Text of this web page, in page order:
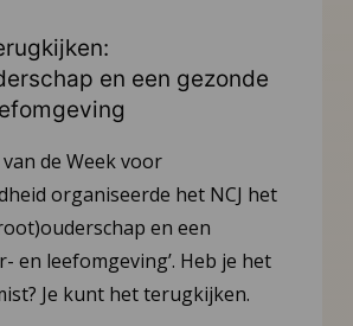
en een gezonde
de Week voor
organiseerde het NCJ het
en een
en leefomgeving’. Heb je het
Je kunt het terugkijken.